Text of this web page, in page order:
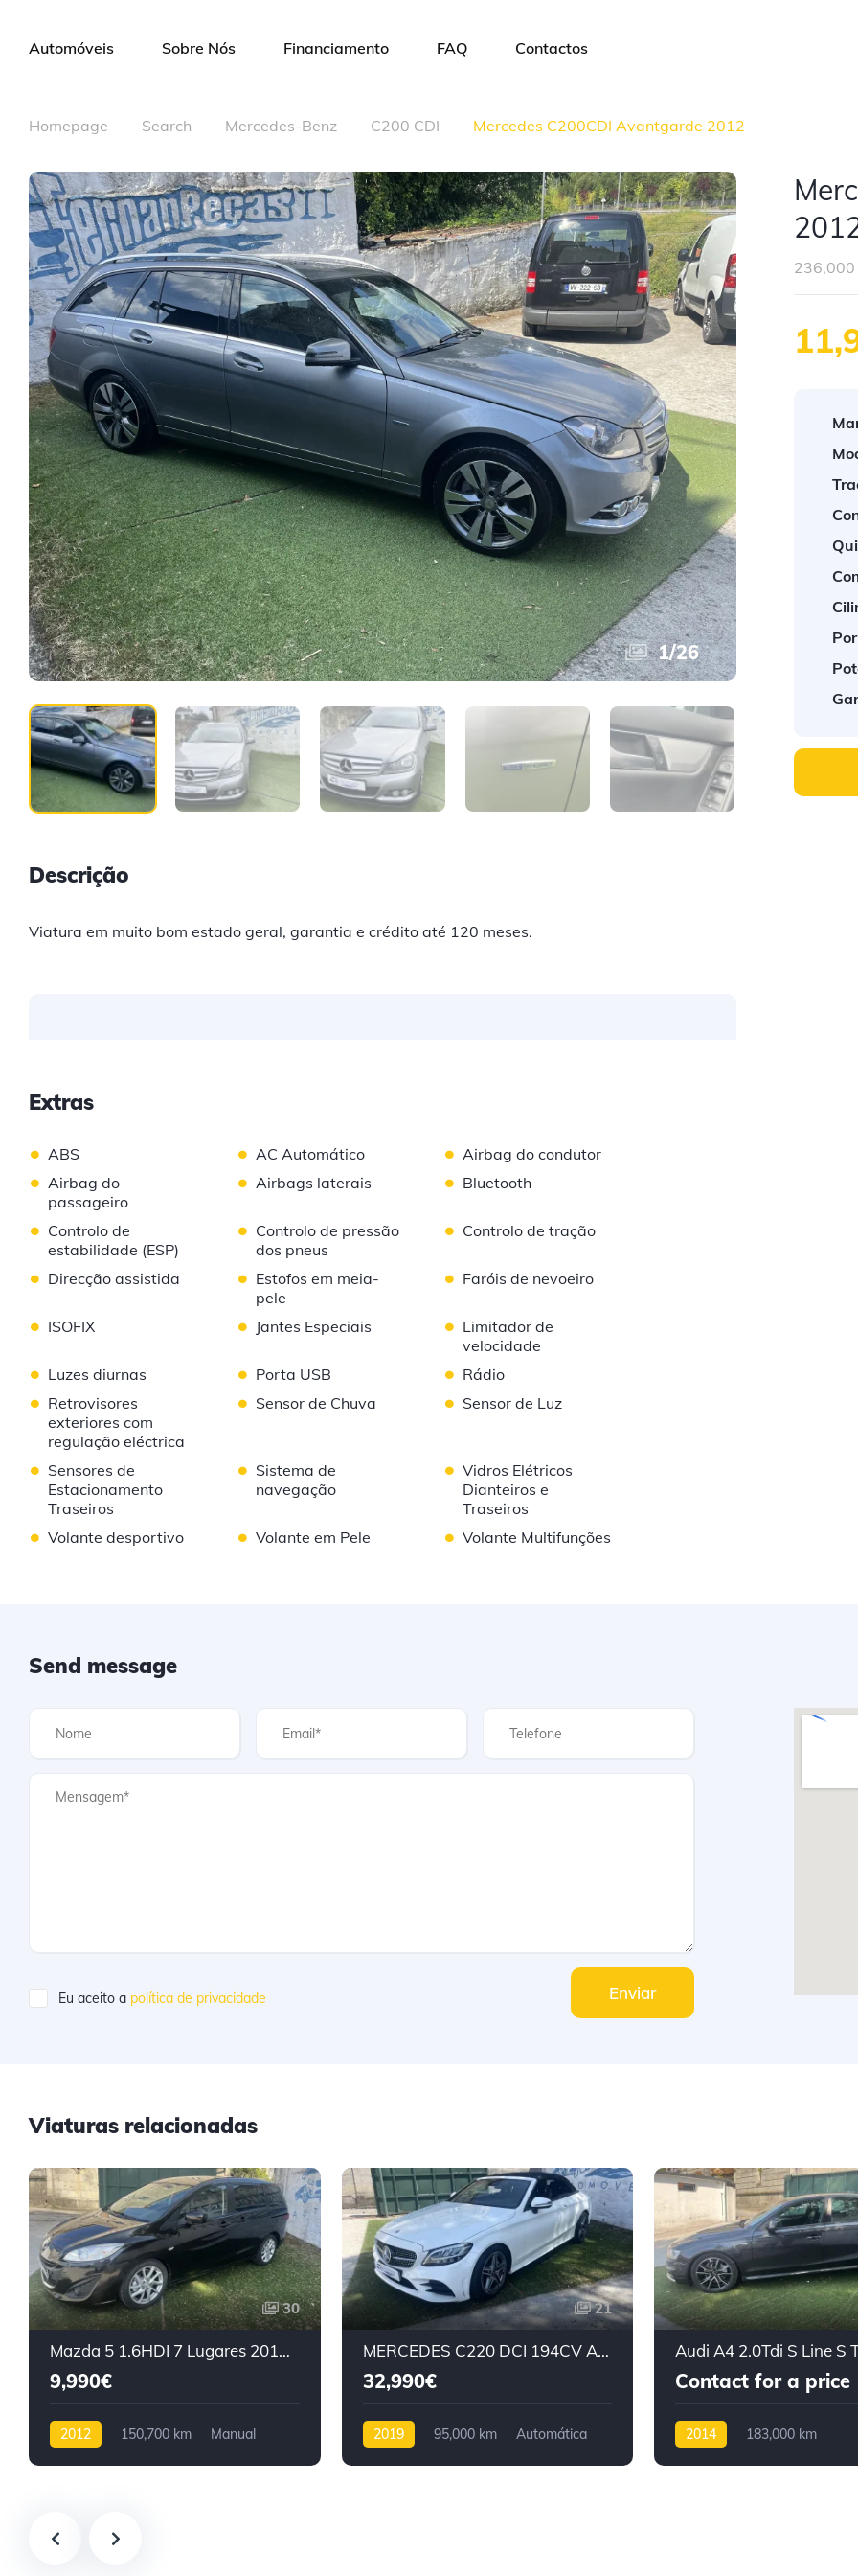
Automóveis Sobre Nós Financiamento FAQ Contactos
Homepage Search Mercedes-Benz C200 CDI Mercedes C200CDI Avantgarde 2012
1/26
Descrição
Viatura em muito bom estado geral, garantia e crédito até 120 meses.
Extras
• ABS • AC Automático • Airbag do condutor
• Airbag do
passageiro
• Airbags laterais • Bluetooth
• Controlo de
estabilidade (ESP)
• Controlo de pressão
dos pneus
• Controlo de tração
• Direcção assistida • Estofos em meia-
pele
• Faróis de nevoeiro
• ISOFIX • Jantes Especiais • Limitador de
velocidade
• Luzes diurnas • Porta USB • Rádio
• Retrovisores
exteriores com
regulação eléctrica
• Sensor de Chuva • Sensor de Luz
• Sensores de
Estacionamento
Traseiros
• Sistema de
navegação
• Vidros Elétricos
Dianteiros e
Traseiros
• Volante desportivo • Volante em Pele • Volante Multifunções
236,000
Send message
Eu aceito a política de privacidade Enviar
Viaturas relacionadas
30
Mazda 5 1.6HDI 7 Lugares 2012 Nacional
9,990€
2012 150,700 km
Manual
21
MERCEDES C220 DCI 194CV AMG PLUS 9G 2019
32,990€
2019 95,000 km
Automática
Contact for a price
2014
183,000 km